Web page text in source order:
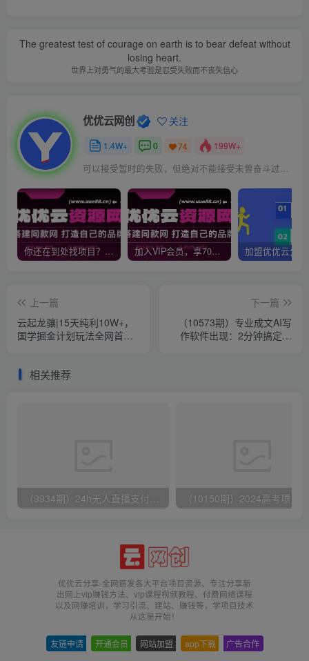
The greatest test of courage on earth is to bear defeat without
losing heart.
世界上对勇气的最大考验是忍受失败而不丧失信心
优优云网创 关注
1.4W+ 0 74 199W+
可以接受暂时的失败，但绝对不能接受未曾奋斗过的自己
你还在到处找项目？还在当韭菜？我靠网创资源站一个月收入5万+，曾经我也是个失败者。 加入VIP会员，享70%的推广提成，免费学习多种网上创业课程，菜鸟秒变大神！
上一篇
云起龙骧|15天纯利10W+，
国学掘金计划玩法全网首次
下一篇
（10573期）专业成文AI写
作软件出现：2分钟搞定原
相关推荐
优优云分享-全网首发各大平台项目资源、专注分享新
出网上vip赚钱方法、vip课程视频教程、付费网络课程
以及网赚培训，学习引流、建站、赚钱等，学项目技术
从这里开始！
友链申请 开通会员 网站加盟 app下载 广告合作